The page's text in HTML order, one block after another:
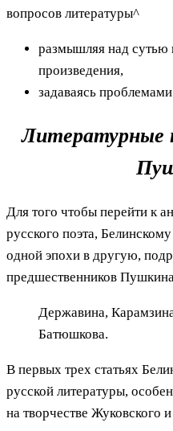
вопросов литературы^
размышляя над сутью
произведения,
задаваясь
Литературные
Для того чтобы перейти к
русского поэта,
одной эпохи в другую,
предшественников
Державина,
Батюшкова.
В первых трех статьях
русской литературы,
на творчестве Жуковского